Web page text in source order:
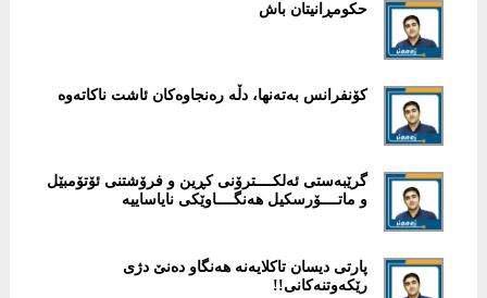
حكومڕانیتان باش
كۆنفرانس بەتەنها، دڵە رەنجاوەکان ئاشت ناکاتەوە
گرێبەستی ئەلکــــترۆنی كڕین و فرۆشتنی ئۆتۆمبێل
و ماتــــۆرسکیل هەنگــــاوێكی نایاساییە
پارتی دیسان تاكلایەنە هەنگاو دەنێ دژی
رێكەوتنەكانی!!